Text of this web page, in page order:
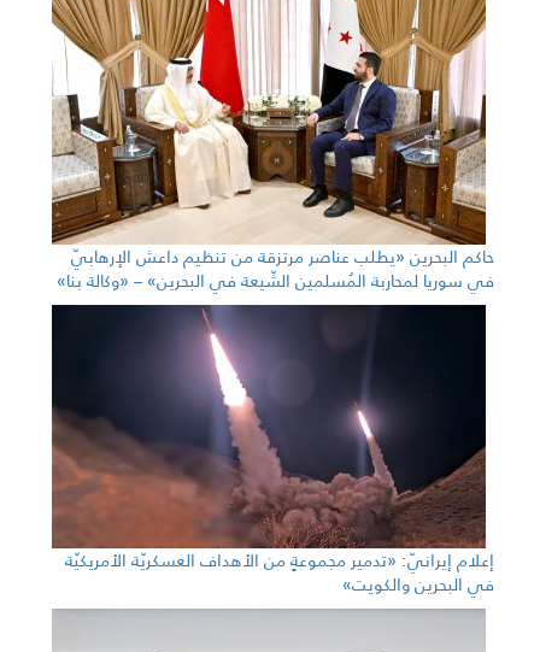
حاكم البحرين «يطلب عناصر مرتزقة من تنظيم داعش الإرهابيّ
في سوريا لمحاربة المُسلمين الشّيعة في البحرين» – «وكالة بنا»
إعلام إيرانيّ: «تدمير مجموعةٍ من الأهداف العسكريّة الأمريكيّة
في البحرين والكويت»